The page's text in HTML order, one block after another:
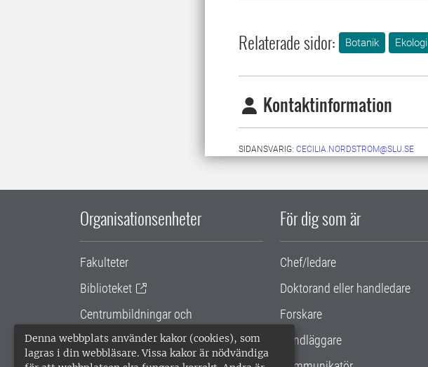
Denna webbplats använder kakor (cookies), som
lagras i din webbläsare. Vissa kakor är nödvändiga
Relaterade sidor: Botanik Ekologi
Kontaktinformation
SIDANSVARIG: CECILIA.NORDSTROM@SLU.SE
Organisationsenheter
Fakulteter
Biblioteket
Centrumbildningar och
samarbetsprojekt
Gemensamma verksamhetsstödet
För dig som är
Chef/ledare
Doktorand eller handledare
Forskare
Handläggare